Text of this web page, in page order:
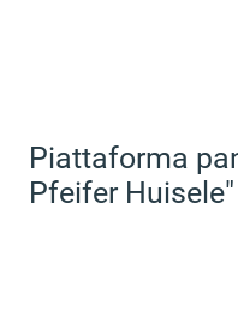
Piattaforma
Pfeifer Huisele"